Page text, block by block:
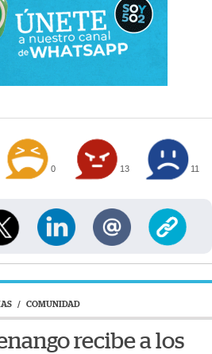
0 13 11
/ COMUNIDAD
recibe a los